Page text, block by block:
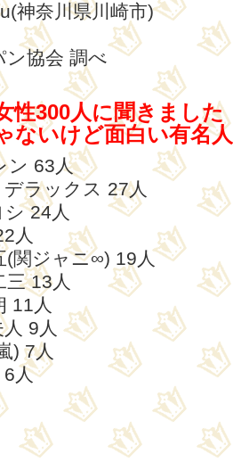
神奈川県川崎市)
ン協会 調べ
性300人に聞きました
ないけど面白い有名
ン 63人
ラックス 27人
24人
人
(関ジャニ∞) 19人
三 13人
11人
9人
) 7人
6人